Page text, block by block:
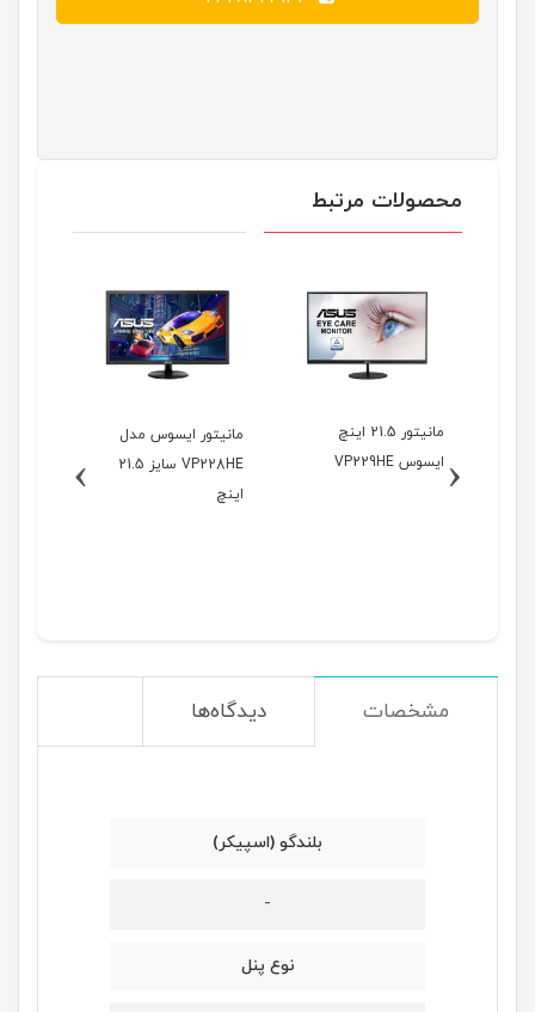
محصولات مرتبط
مانیتور 21.5 اینچ
ایسوس VP229HE
مانیتور ایسوس مدل
VP228HE سایز 21.5
اینچ
‹
›
مشخصات دیدگاه‌ها
بلندگو (اسپیکر)
-
نوع پنل